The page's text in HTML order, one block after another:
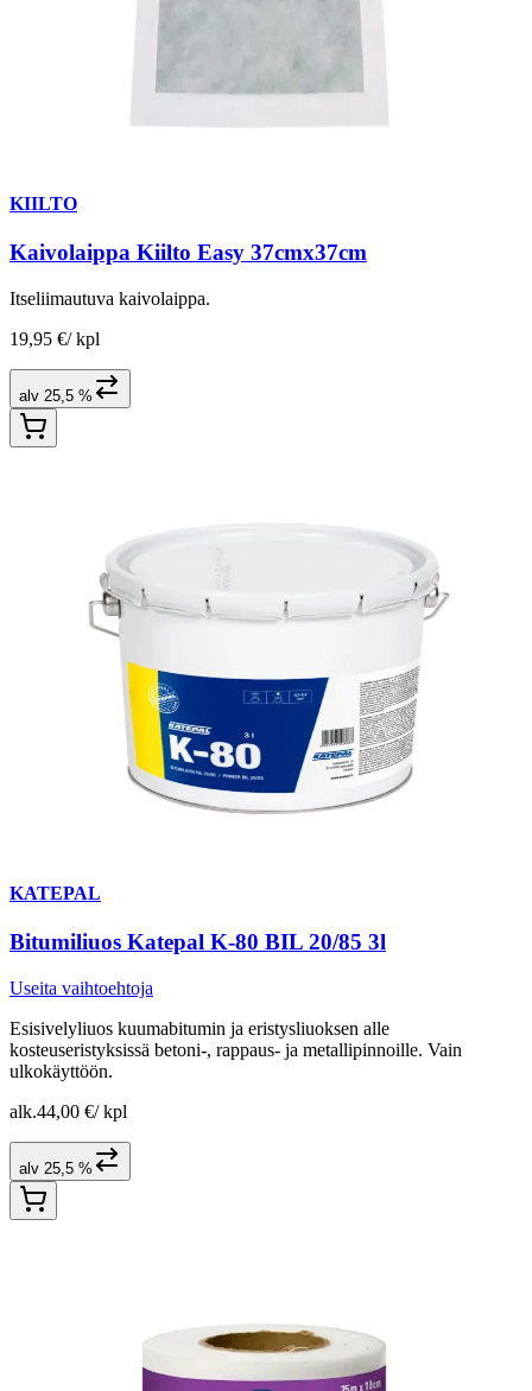
KIILTO
Kaivolaippa Kiilto Easy 37cmx37cm
Itseliimautuva kaivolaippa.
19,95 €/ kpl
alv 25,5 %
KATEPAL
Bitumiliuos Katepal K-80 BIL 20/85 3l
Useita vaihtoehtoja
Esisivelyliuos kuumabitumin ja eristysliuoksen alle
kosteuseristyksissä betoni-, rappaus- ja metallipinnoille. Vain
ulkokäyttöön.
alk.44,00 €/ kpl
alv 25,5 %